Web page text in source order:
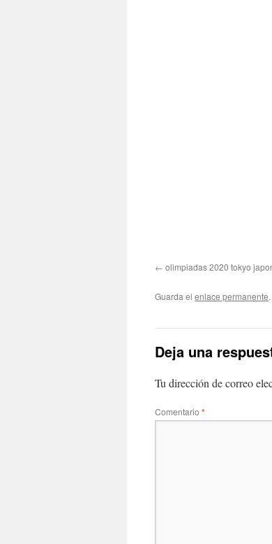
olimpiadas 2020 tokyo
Guarda el enlace permanente.
Deja una
Tu dirección de correo
Comentario *